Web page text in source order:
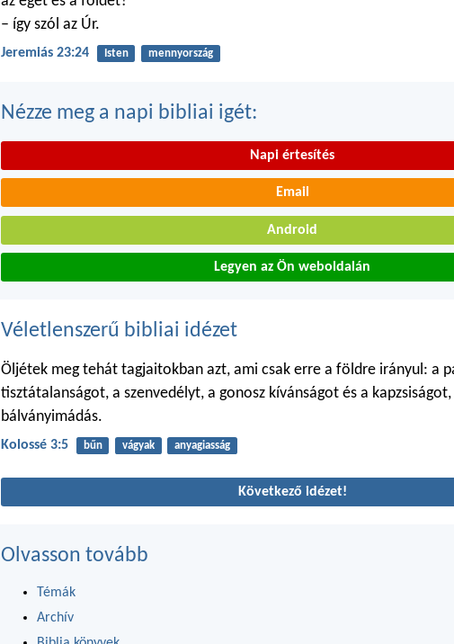
– így szól az Úr.
Jeremiás 23:24 Isten mennyország
Nézze meg a napi bibliai igét:
Napi értesítés
Email
Android
Legyen az Ön weboldalán
Véletlenszerű bibliai idézet
Öljétek meg tehát tagjaitokban azt, ami csak erre a földre irányul: a
tisztátalanságot, a szenvedélyt, a gonosz kívánságot és a
bálványimádás.
Kolossé 3:5 bűn vágyak anyagiasság
Következő idézet!
Olvasson tovább
Témák
Archív